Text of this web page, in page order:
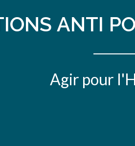
ANTI
Agir pour